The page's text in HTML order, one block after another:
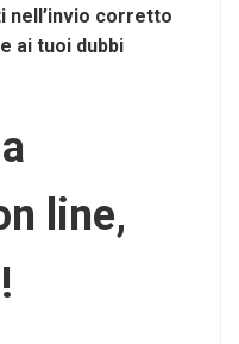
nell’invio corretto
ai tuoi dubbi
line,